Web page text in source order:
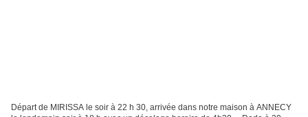
Départ de MIRISSA le soir à 22 h 30, arrivée dans notre maison à ANNECY